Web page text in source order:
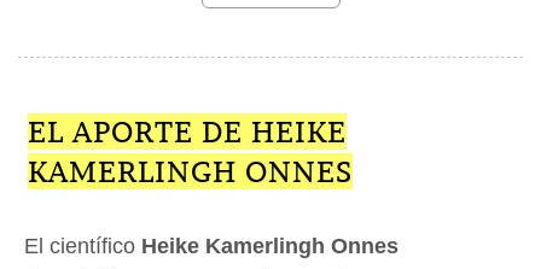
EL APORTE DE HEIKE
KAMERLINGH ONNES
El científico Heike Kamerlingh Onnes